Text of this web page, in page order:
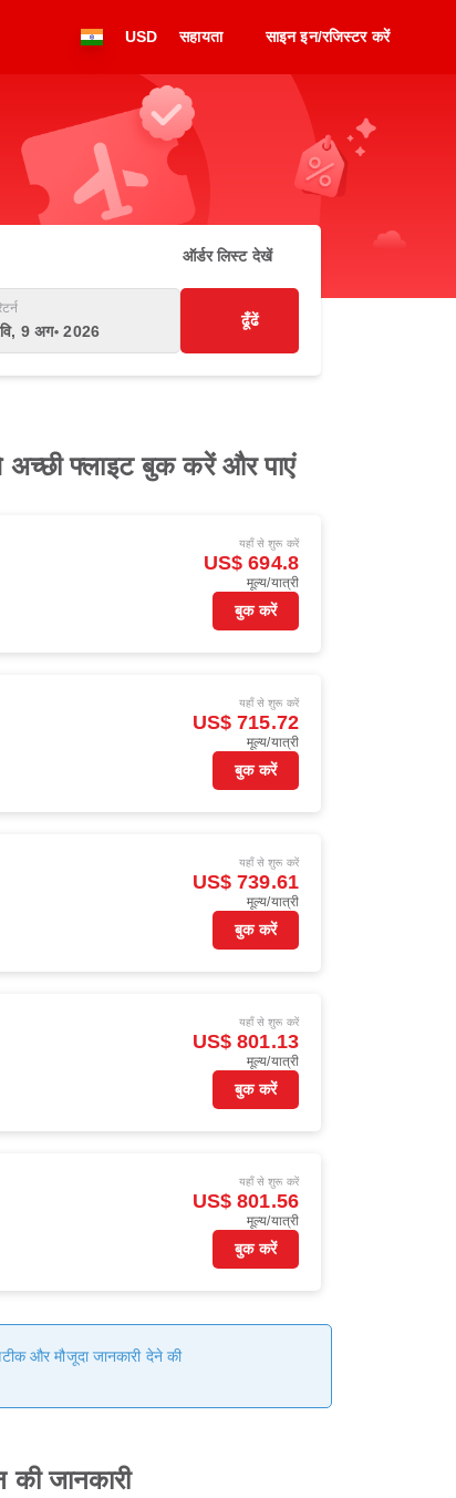
USD सहायता साइन इन/रजिस्टर करें
ऑर्डर लिस्ट देखें
9 अग॰ 2026
ढूँढें
अच्छी फ्लाइट बुक करें और पाएं
यहाँ से शुरू करें
US$ 694.8
मूल्य/यात्री
बुक करें
यहाँ से शुरू करें
US$ 715.72
मूल्य/यात्री
बुक करें
यहाँ से शुरू करें
US$ 739.61
मूल्य/यात्री
बुक करें
यहाँ से शुरू करें
US$ 801.13
मूल्य/यात्री
बुक करें
यहाँ से शुरू करें
US$ 801.56
मूल्य/यात्री
बुक करें
और मौजूदा जानकारी देने की
जानकारी